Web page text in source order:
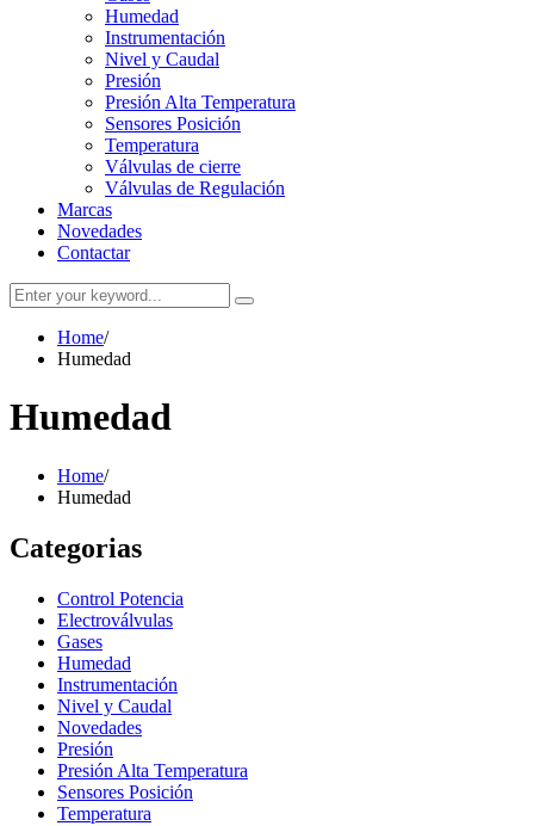
Humedad
Instrumentación
Nivel y Caudal
Presión
Presión Alta Temperatura
Sensores Posición
Temperatura
Válvulas de cierre
Válvulas de Regulación
Marcas
Novedades
Contactar
Home/
Humedad
Humedad
Home/
Humedad
Categorias
Control Potencia
Electroválvulas
Gases
Humedad
Instrumentación
Nivel y Caudal
Novedades
Presión
Presión Alta Temperatura
Sensores Posición
Temperatura